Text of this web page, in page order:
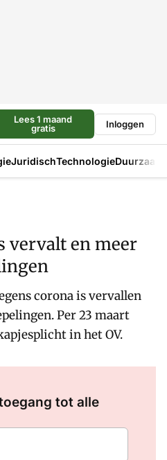
Lees 1 maand
gratis
Inloggen
JuridischTechnologie
vervalt en meer
corona is vervallen
Per 23 maart
in het OV.
tot alle